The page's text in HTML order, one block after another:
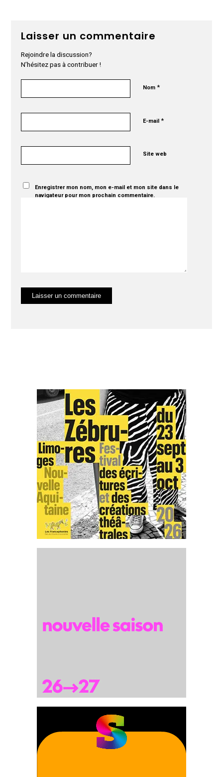
Laisser un commentaire
Rejoindre la discussion?
N’hésitez pas à contribuer !
Nom*
E-mail*
Site web
Enregistrer mon nom, mon e-mail et mon site dans le
navigateur pour mon prochain commentaire.